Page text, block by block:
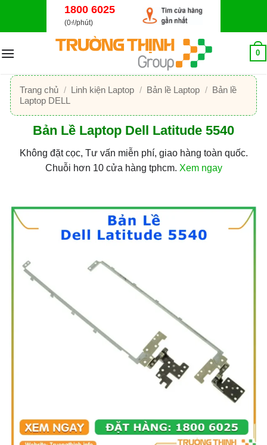
dung
1800 6025
(0₫/phút)
0
Trang chủ / Linh kiện Laptop / Bản lề Laptop / Bản lề
Laptop DELL
Bản Lề Laptop Dell Latitude 5540
Không đặt cọc, Tư vấn miễn phí, giao hàng toàn quốc.
Chuỗi hơn 10 cửa hàng tphcm. Xem ngay